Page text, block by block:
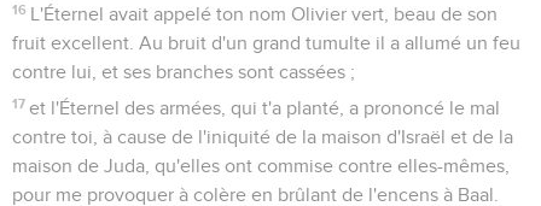
16 L'Éternel avait appelé ton nom Olivier vert, beau de son
fruit excellent. Au bruit d'un grand tumulte il a allumé un feu
contre lui, et ses branches sont cassées ;
17 et l'Éternel des armées, qui t'a planté, a prononcé le mal
contre toi, à cause de l'iniquité de la maison d'Israël et de la
maison de Juda, qu'elles ont commise contre elles-mêmes,
pour me provoquer à colère en brûlant de l'encens à Baal.